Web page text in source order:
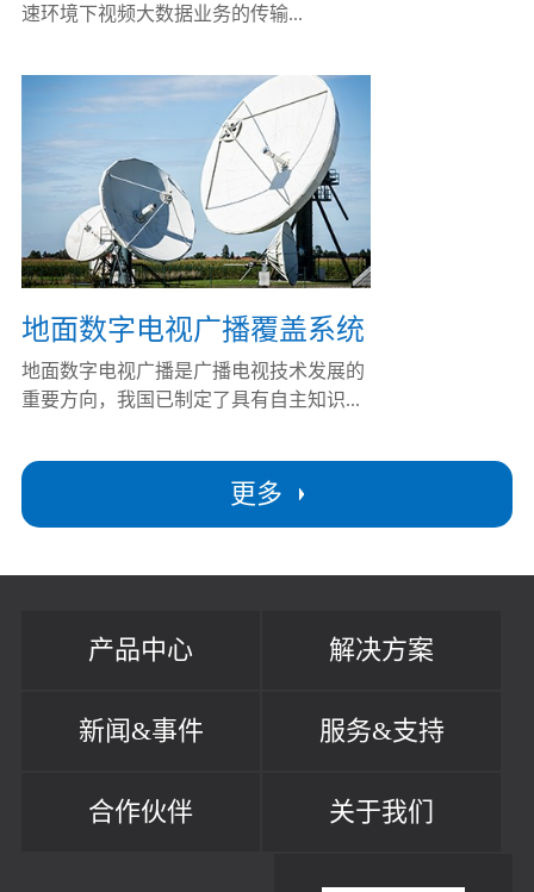
更多
速环境下视频大数据业务的传输...
地面数字电视广播覆盖系统
地面数字电视广播是广播电视技术发展的
重要方向，我国已制定了具有自主知识...
产品中心 解决方案
新闻&事件 服务&支持
合作伙伴 关于我们